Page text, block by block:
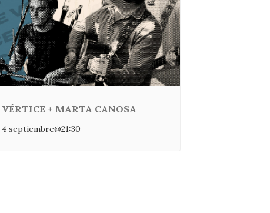
VÉRTICE + MARTA CANOSA
4 septiembre@21:30